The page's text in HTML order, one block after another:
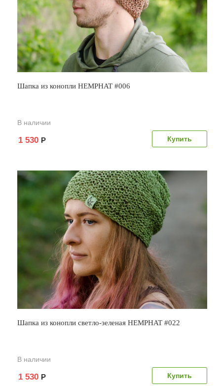
Шапка из конопли HEMPHAT #006
В наличии
1 530 Р
Шапка из конопли светло-зеленая HEMPHAT #022
В наличии
1 530 Р